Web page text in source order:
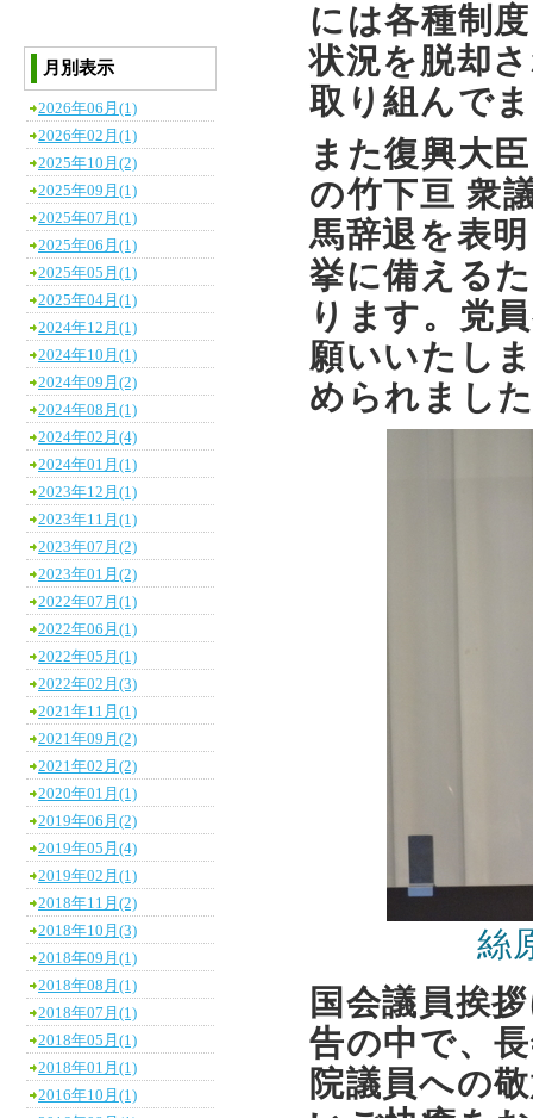
には各種制
状況を脱却
取り組んで
また復興大
の竹下亘 衆
馬辞退を表
挙に備える
ります。党
願いいたし
められまし
絲
国会議員挨
告の中で、
院議員への
月別表示
2026年06月(1)
2026年02月(1)
2025年10月(2)
2025年09月(1)
2025年07月(1)
2025年06月(1)
2025年05月(1)
2025年04月(1)
2024年12月(1)
2024年10月(1)
2024年09月(2)
2024年08月(1)
2024年02月(4)
2024年01月(1)
2023年12月(1)
2023年11月(1)
2023年07月(2)
2023年01月(2)
2022年07月(1)
2022年06月(1)
2022年05月(1)
2022年02月(3)
2021年11月(1)
2021年09月(2)
2021年02月(2)
2020年01月(1)
2019年06月(2)
2019年05月(4)
2019年02月(1)
2018年11月(2)
2018年10月(3)
2018年09月(1)
2018年08月(1)
2018年07月(1)
2018年05月(1)
2018年01月(1)
2016年10月(1)